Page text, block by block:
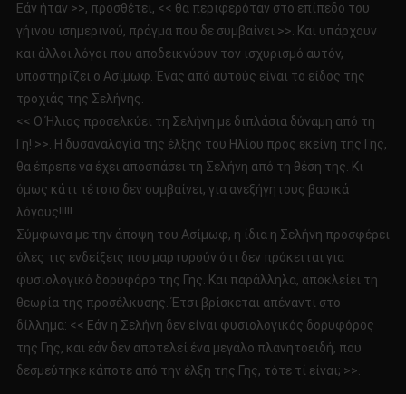
Εάν ήταν >>, προσθέτει, << θα περιφερόταν στο επίπεδο του
γήινου ισημερινού, πράγμα που δε συμβαίνει >>. Και υπάρχουν
και άλλοι λόγοι που αποδεικνύουν τον ισχυρισμό αυτόν,
υποστηρίζει ο Ασίμωφ. Ένας από αυτούς είναι το είδος της
τροχιάς της Σελήνης.
<< Ο Ήλιος προσελκύει τη Σελήνη με διπλάσια δύναμη από τη
Γη! >>. Η δυσαναλογία της έλξης του Ηλίου προς εκείνη της Γης,
θα έπρεπε να έχει αποσπάσει τη Σελήνη από τη θέση της. Κι
όμως κάτι τέτοιο δεν συμβαίνει, για ανεξήγητους βασικά
λόγους!!!!!
Σύμφωνα με την άποψη του Ασίμωφ, η ίδια η Σελήνη προσφέρει
όλες τις ενδείξεις που μαρτυρούν ότι δεν πρόκειται για
φυσιολογικό δορυφόρο της Γης. Και παράλληλα, αποκλείει τη
θεωρία της προσέλκυσης. Έτσι βρίσκεται απέναντι στο
δίλλημα: << Εάν η Σελήνη δεν είναι φυσιολογικός δορυφόρος
της Γης, και εάν δεν αποτελεί ένα μεγάλο πλανητοειδή, που
δεσμεύτηκε κάποτε από την έλξη της Γης, τότε τί είναι; >>.